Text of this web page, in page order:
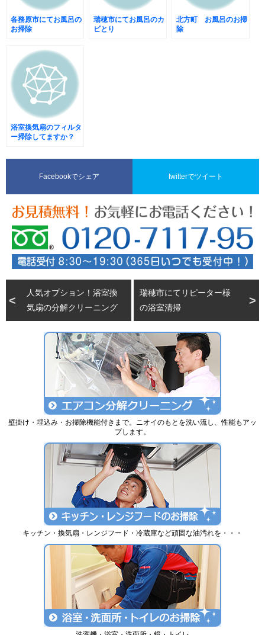
各務原市にてお風呂の
お掃除
瑞穂市にてお風呂のカ
ビとり
北方町 お風呂のお掃
除
浴室換気扇のフィルタ
ー掃除してますか？
Facebookでシェア twitterでツイート
人気オプション！浴室換
気扇の分解クリーニング
瑞穂市にてリピーター様
の浴室清掃
壁掛け・埋込み・お掃除機能付きまで。ニオイのもとを洗い流し、性能もアッ
プします。
キッチン・換気扇・レンジフード・冷蔵庫など頑固な油汚れを・・・